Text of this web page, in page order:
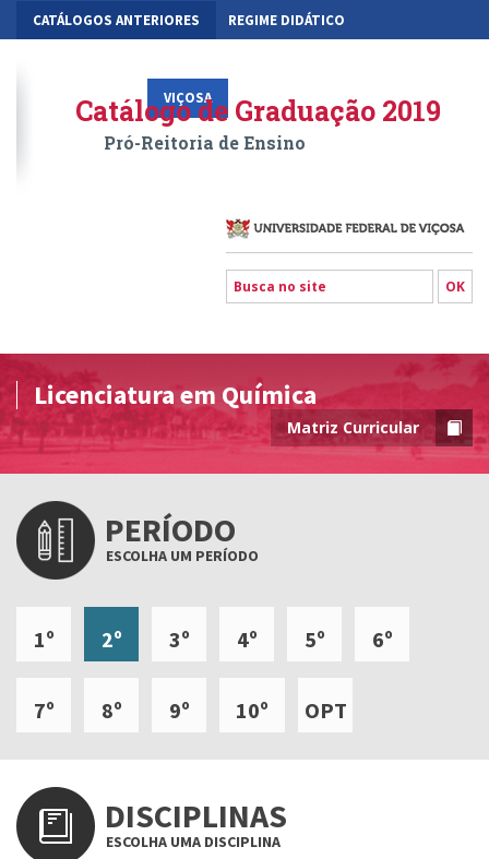
CATÁLOGOS ANTERIORES REGIME DIDÁTICO
VIÇOSA RIO PARANAÍBA FLORESTAL
Catálogo de Graduação 2019
Pró-Reitoria de Ensino
Licenciatura em Química
Matriz Curricular
PERÍODO
ESCOLHA UM PERÍODO
1º 2º 3º 4º 5º 6º
7º 8º 9º 10º OPT
DISCIPLINAS
ESCOLHA UMA DISCIPLINA